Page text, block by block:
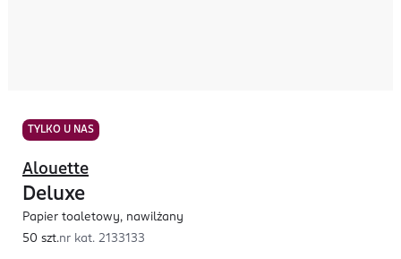
TYLKO U NAS
Alouette
Deluxe
Papier toaletowy, nawilżany
50 szt.nr kat. 2133133